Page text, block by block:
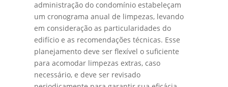
administração do condomínio estabeleçam
um cronograma anual de limpezas, levando
em consideração as particularidades do
edifício e as recomendações técnicas. Esse
planejamento deve ser flexível o suficiente
para acomodar limpezas extras, caso
necessário, e deve ser revisado